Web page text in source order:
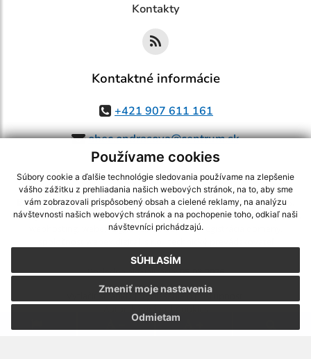
Používame cookies
Súbory cookie a ďalšie technológie sledovania používame na zlepšenie
vášho zážitku z prehliadania našich webových stránok, na to, aby sme
vám zobrazovali prispôsobený obsah a cielené reklamy, na analýzu
návštevnosti našich webových stránok a na pochopenie toho, odkiaľ naši
návštevníci prichádzajú.
SÚHLASÍM
Odmietam
Zmeniť moje nastavenia
Kontakty
Kontaktné informácie
+421 907 611 161
obec.ondrasova@centrum.sk
využite možnosť získavania aktuálnych informácií s využitím RSS
CMS systém (redakčný) systém ECHELON 2,Mapa stránok,web portál
webex.digital, s.r.o.,domény,registrácia domény
Posledná aktualizácia:05.08.2026
Vytlačiť stránku|Vyhlásenie o prístupnosti